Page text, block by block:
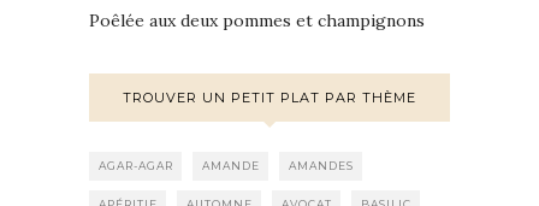
Poêlée aux deux pommes et champignons
TROUVER UN PETIT PLAT PAR THÈME
AGAR-AGAR AMANDE AMANDES